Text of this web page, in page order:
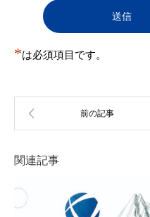
判明した場合も承認を取り消すこ
登録申込をした自然人・法
（２）登録申込の際の申告事項に
れがあると事務局が判断す
（４）
反社会的活動を行う団体も
行った者
その他事務局が会員とする
第5条 会員情報の変更
*は必須項目です。
関連記事